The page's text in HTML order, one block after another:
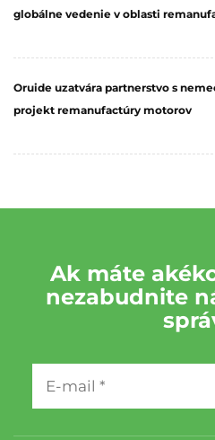
globálne vedenie v oblasti
Oruide uzatvára partnerstvo s
projekt remanufactúry motorov
Ak máte
nezabudnite